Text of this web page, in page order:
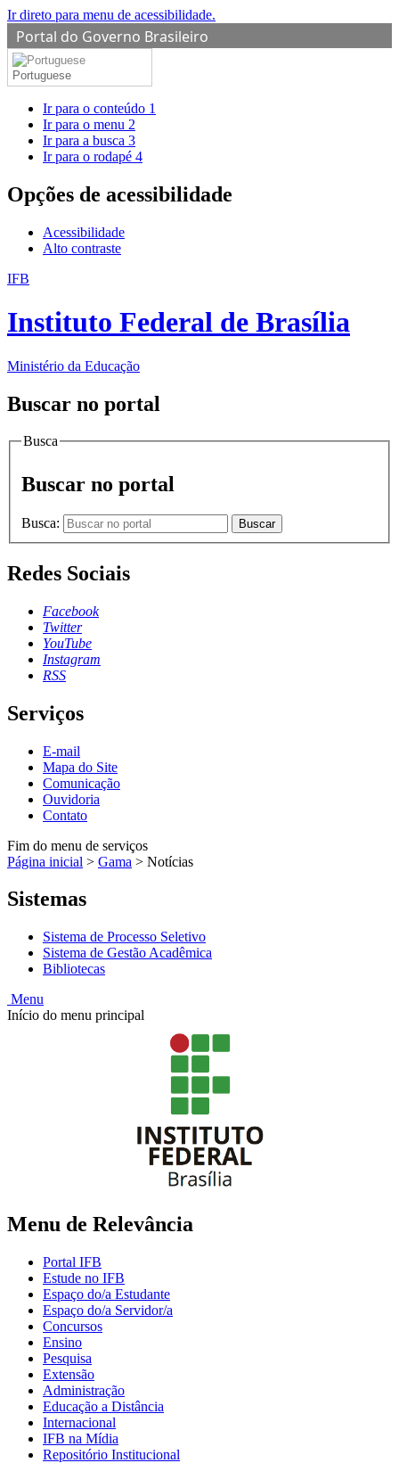
Ir direto para menu de acessibilidade.
Portal do Governo Brasileiro
Portuguese
Ir para o conteúdo 1
Ir para o menu 2
Ir para a busca 3
Ir para o rodapé 4
Opções de acessibilidade
Acessibilidade
Alto contraste
IFB
Instituto Federal de Brasília
Ministério da Educação
Buscar no portal
Busca
Buscar no portal
Busca: Buscar
Redes Sociais
Facebook
Twitter
YouTube
Instagram
RSS
Serviços
E-mail
Mapa do Site
Comunicação
Ouvidoria
Contato
Fim do menu de serviços
Página inicial > Gama > Notícias
Sistemas
Sistema de Processo Seletivo
Sistema de Gestão Acadêmica
Bibliotecas
Menu
Início do menu principal
Menu de Relevância
Portal IFB
Estude no IFB
Espaço do/a Estudante
Espaço do/a Servidor/a
Concursos
Ensino
Pesquisa
Extensão
Administração
Educação a Distância
Internacional
IFB na Mídia
Repositório Institucional